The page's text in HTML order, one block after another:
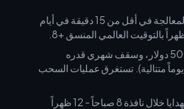
تتم المعالجة في أقل من 15 دقيقة في أيام
حد سحب يومي قدره 500 دولار، وسقف شهري قدره
15,000 دولار (على أساس 30 يوماً متتالية). تستغرق عمليات السحب
نسق إرسال الهدايا خلال نافذة 8 صباحاً - 12 ظهراً